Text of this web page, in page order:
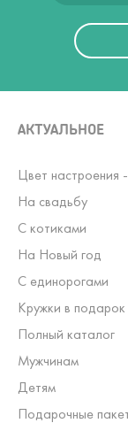
АКТУАЛЬНОЕ
Цвет настроения
На свадьбу
С котиками
На Новый год
С единорогами
Кружки в подарок
Полный каталог
Мужчинам
Детям
Подарочные